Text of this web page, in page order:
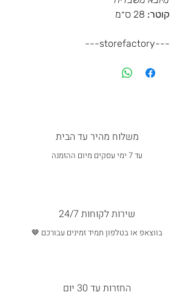
קוטר: 28 ס״מ
---storefactory---
משלוח מהיר עד הבית
עד 7 ימי עסקים מיום ההזמנה
שירות לקוחות 24/7
בווצאפ או בטלפון תמיד זמינים עבורכם 🤎
החזרות עד 30 יום